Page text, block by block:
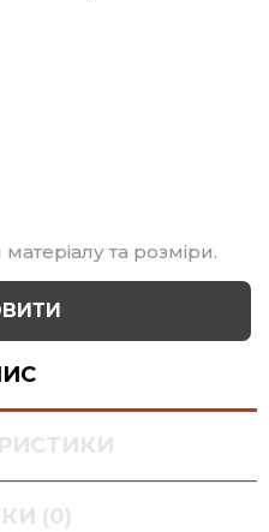
та розміри.
(0)